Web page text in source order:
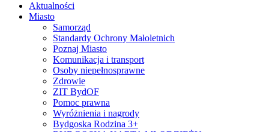
Aktualności
Miasto
Samorząd
Standardy Ochrony Małoletnich
Poznaj Miasto
Komunikacja i transport
Osoby niepełnosprawne
Zdrowie
ZIT BydOF
Pomoc prawna
Wyróżnienia i nagrody
Bydgoska Rodzina 3+